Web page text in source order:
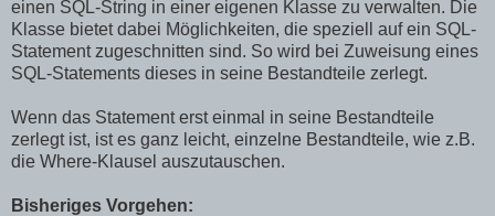
einen SQL-String in einer eigenen Klasse zu verwalten. Die
Klasse bietet dabei Möglichkeiten, die speziell auf ein SQL-
Statement zugeschnitten sind. So wird bei Zuweisung eines
SQL-Statements dieses in seine Bestandteile zerlegt.
Wenn das Statement erst einmal in seine Bestandteile
zerlegt ist, ist es ganz leicht, einzelne Bestandteile, wie z.B.
die Where-Klausel auszutauschen.
Bisheriges Vorgehen: